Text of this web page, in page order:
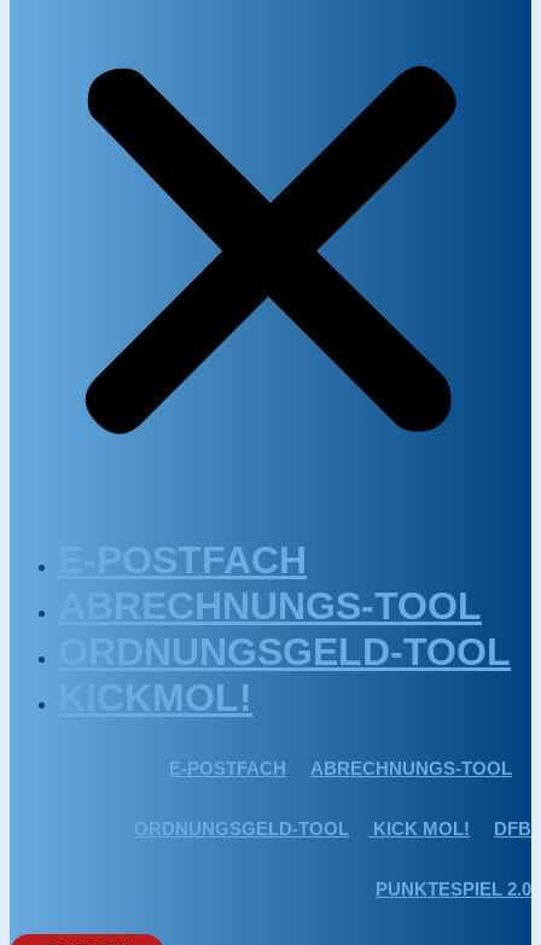
E-POSTFACH
ABRECHNUNGS-TOOL
ORDNUNGSGELD-TOOL
KICKMOL!
E-POSTFACH ABRECHNUNGS-TOOL
ORDNUNGSGELD-TOOL KICK MOL! DFB
PUNKTESPIEL 2.0